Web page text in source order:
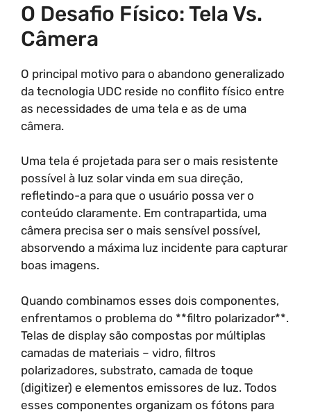
O Desafio Físico: Tela Vs.
Câmera
O principal motivo para o abandono generalizado
da tecnologia UDC reside no conflito físico entre
as necessidades de uma tela e as de uma
câmera.
Uma tela é projetada para ser o mais resistente
possível à luz solar vinda em sua direção,
refletindo-a para que o usuário possa ver o
conteúdo claramente. Em contrapartida, uma
câmera precisa ser o mais sensível possível,
absorvendo a máxima luz incidente para capturar
boas imagens.
Quando combinamos esses dois componentes,
enfrentamos o problema do **filtro polarizador**.
Telas de display são compostas por múltiplas
camadas de materiais – vidro, filtros
polarizadores, substrato, camada de toque
(digitizer) e elementos emissores de luz. Todos
esses componentes organizam os fótons para